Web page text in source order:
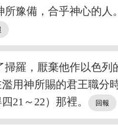
豫備，合乎神心的
羅，厭棄他作以色
用神所賜的君王職分
21～22）那裡。